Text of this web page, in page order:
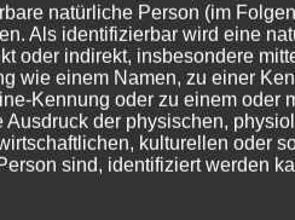
Schlagwörter:Annabelle,
,Eve,Rosalie,Skorpione
natürliche Person (im
Als identifizierbar wird eine
oder indirekt, insbesondere
wie einem Namen, zu einer
Kennung oder zu einem oder
Ausdruck der physischen,
kulturellen oder
sind, identifiziert werden